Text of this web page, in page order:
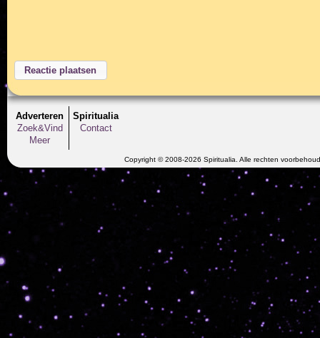
Adverteren
Zoek&Vind
Meer
Spiritualia
Contact
Copyright © 2008-2026 Spiritualia. Alle rechten